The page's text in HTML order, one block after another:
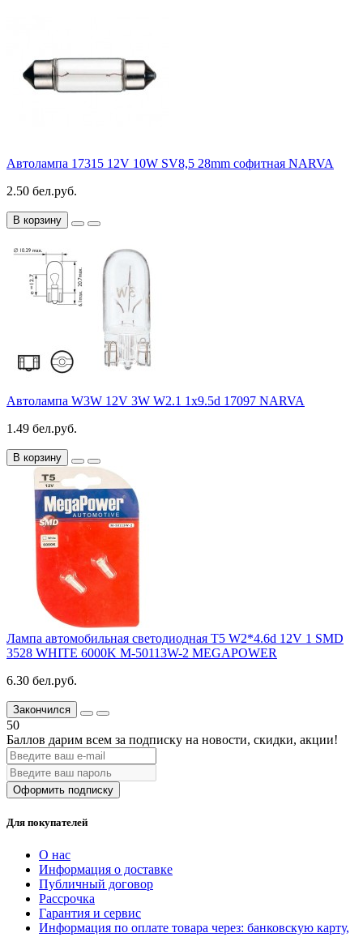
Автолампа 17315 12V 10W SV8,5 28mm софитная NARVA
2.50 бел.руб.
В корзину
Автолампа W3W 12V 3W W2.1 1x9.5d 17097 NARVA
1.49 бел.руб.
В корзину
Лампа автомобильная светодиодная T5 W2*4.6d 12V 1 SMD
3528 WHITE 6000K M-50113W-2 MEGAPOWER
6.30 бел.руб.
Закончился
50
Баллов дарим всем за подписку на новости, скидки, акции!
Оформить подписку
Для покупателей
О нас
Информация о доставке
Публичный договор
Рассрочка
Гарантия и сервис
Информация по оплате товара через: банковскую карту,